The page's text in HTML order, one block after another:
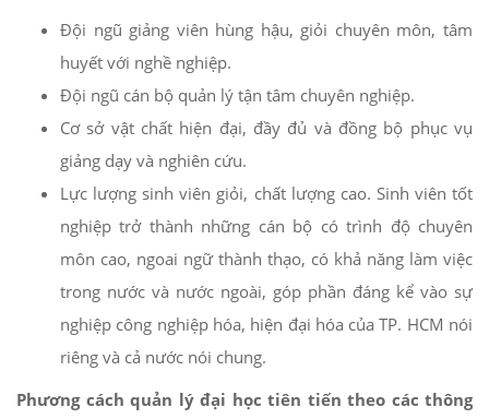
Đội ngũ giảng viên hùng hậu, giỏi chuyên môn, tâm
huyết với nghề nghiệp.
Đội ngũ cán bộ quản lý tận tâm chuyên nghiệp.
Cơ sở vật chất hiện đại, đầy đủ và đồng bộ phục vụ
giảng dạy và nghiên cứu.
Lực lượng sinh viên giỏi, chất lượng cao. Sinh viên tốt
nghiệp trở thành những cán bộ có trình độ chuyên
môn cao, ngoai ngữ thành thạo, có khả năng làm việc
trong nước và nước ngoài, góp phần đáng kể vào sự
nghiệp công nghiệp hóa, hiện đại hóa của TP. HCM nói
riêng và cả nước nói chung.
Phương cách quản lý đại học tiên tiến theo các thông